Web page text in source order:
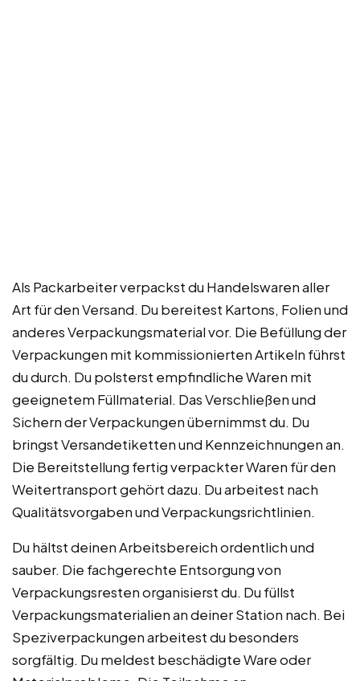
Als Packarbeiter verpackst du Handelswaren aller
Art für den Versand. Du bereitest Kartons, Folien und
anderes Verpackungsmaterial vor. Die Befüllung der
Verpackungen mit kommissionierten Artikeln führst
du durch. Du polsterst empfindliche Waren mit
geeignetem Füllmaterial. Das Verschließen und
Sichern der Verpackungen übernimmst du. Du
bringst Versandetiketten und Kennzeichnungen an.
Die Bereitstellung fertig verpackter Waren für den
Weitertransport gehört dazu. Du arbeitest nach
Qualitätsvorgaben und Verpackungsrichtlinien.
Du hältst deinen Arbeitsbereich ordentlich und
sauber. Die fachgerechte Entsorgung von
Verpackungsresten organisierst du. Du füllst
Verpackungsmaterialien an deiner Station nach. Bei
Speziverpackungen arbeitest du besonders
sorgfältig. Du meldest beschädigte Ware oder